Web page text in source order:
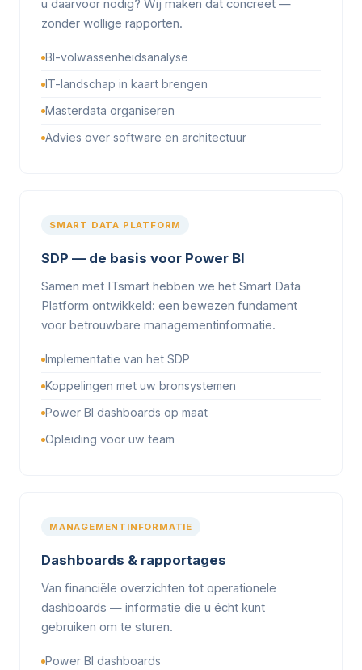
u daarvoor nodig? Wij maken dat concreet —
zonder wollige rapporten.
BI-volwassenheidsanalyse
IT-landschap in kaart brengen
Masterdata organiseren
Advies over software en architectuur
SMART DATA PLATFORM
SDP — de basis voor Power BI
Samen met ITsmart hebben we het Smart Data
Platform ontwikkeld: een bewezen fundament
voor betrouwbare managementinformatie.
Implementatie van het SDP
Koppelingen met uw bronsystemen
Power BI dashboards op maat
Opleiding voor uw team
MANAGEMENTINFORMATIE
Dashboards & rapportages
Van financiële overzichten tot operationele
dashboards — informatie die u écht kunt
gebruiken om te sturen.
Power BI dashboards